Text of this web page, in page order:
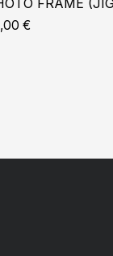
FRAME
€